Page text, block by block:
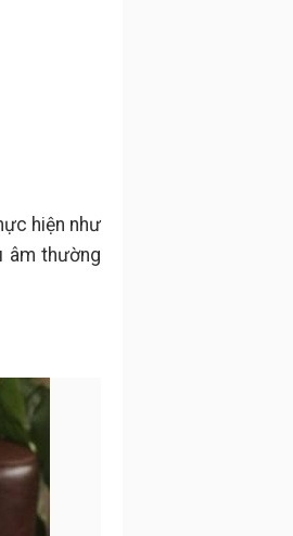
hiện như
âm thường